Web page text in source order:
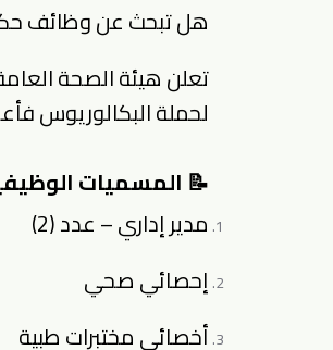
هل تبحث عن وظائف
لحملة البكالوريوس
📝 المسميات
مدير إداري – عدد (2)
إحصائي صحي
أخصائي مختبرات طبية